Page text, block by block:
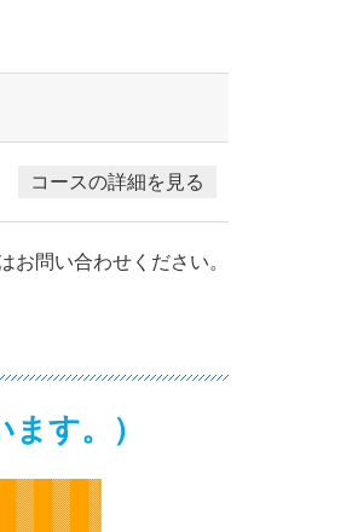
コースの詳細を見る
お問い合わせください。
す。 ）